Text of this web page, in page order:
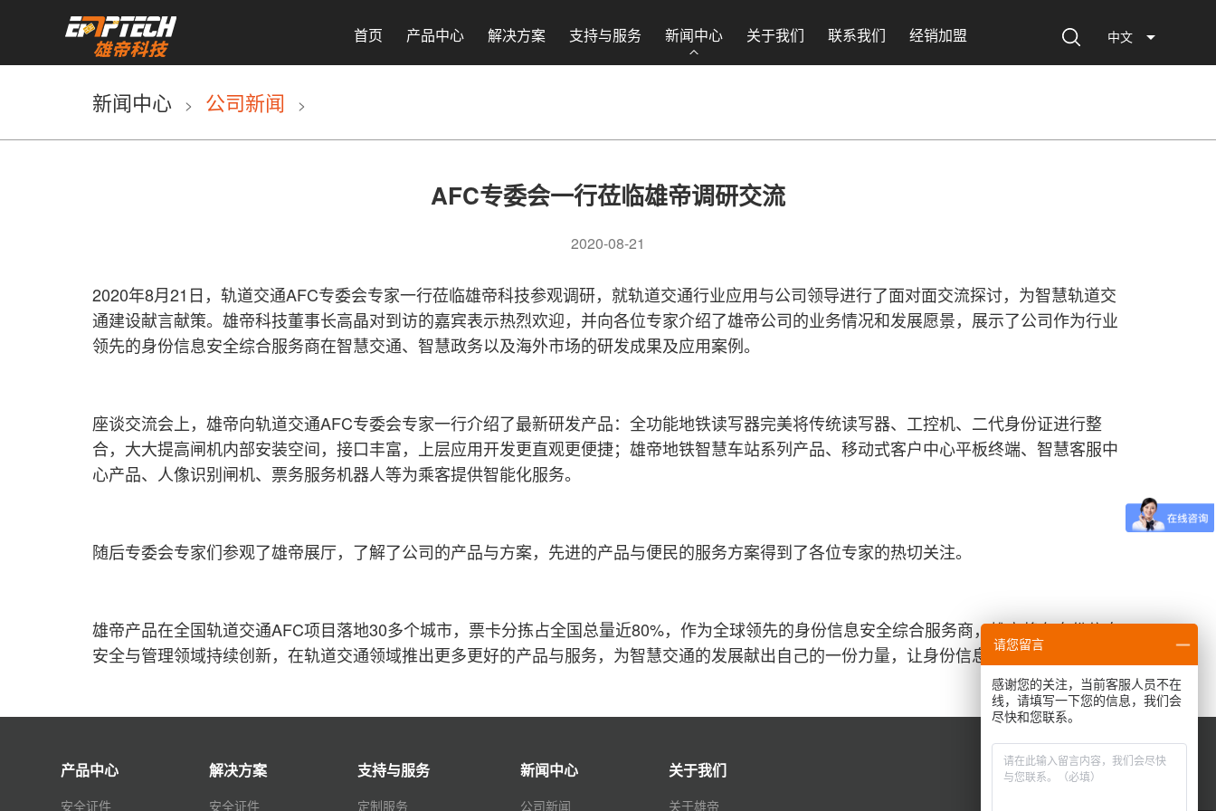
中文
首页 产品中心 解决方案 支持与服务 新闻中心 关于我们 联系我们 经销加盟
新闻中心 > 公司新闻 >
AFC专委会一行莅临雄帝调研交流
2020-08-21
2020年8月21日，轨道交通AFC专委会专家一行莅临雄帝科技参观调研，就轨道交通行业应用与公司领导进行了面对面交流探讨，为智慧轨道交
通建设献言献策。雄帝科技董事长高晶对到访的嘉宾表示热烈欢迎，并向各位专家介绍了雄帝公司的业务情况和发展愿景，展示了公司作为行业
领先的身份信息安全综合服务商在智慧交通、智慧政务以及海外市场的研发成果及应用案例。
座谈交流会上，雄帝向轨道交通AFC专委会专家一行介绍了最新研发产品：全功能地铁读写器完美将传统读写器、工控机、二代身份证进行整
合，大大提高闸机内部安装空间，接口丰富，上层应用开发更直观更便捷；雄帝地铁智慧车站系列产品、移动式客户中心平板终端、智慧客服中
心产品、人像识别闸机、票务服务机器人等为乘客提供智能化服务。
随后专委会专家们参观了雄帝展厅，了解了公司的产品与方案，先进的产品与便民的服务方案得到了各位专家的热切关注。
雄帝产品在全国轨道交通AFC项目落地30多个城市，票卡分拣占全国总量近80%，作为全球领先的身份信息安全综合服务商，雄帝将在身份信息
安全与管理领域持续创新，在轨道交通领域推出更多更好的产品与服务，为智慧交通的发展献出自己的一份力量，让身份信息更安全、更智慧！
产品中心
安全证件
解决方案
安全证件
支持与服务
定制服务
新闻中心
公司新闻
关于我们
关于雄帝
联系我们
请您留言
感谢您的关注，当前客服人员不在
线，请填写一下您的信息，我们会
尽快和您联系。